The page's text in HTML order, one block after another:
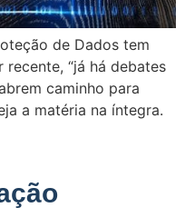
de Dados tem
“já há debates
caminho para
a matéria na íntegra.